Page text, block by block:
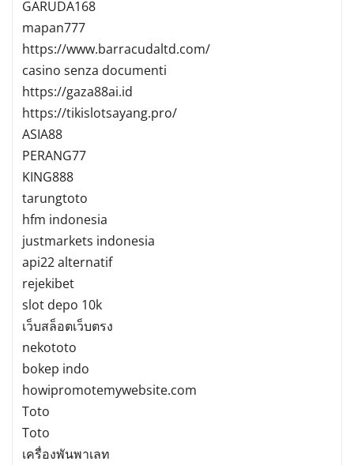
GARUDA168
mapan777
https://www.barracudaltd.com/
casino senza documenti
https://gaza88ai.id
https://tikislotsayang.pro/
ASIA88
PERANG77
KING888
tarungtoto
hfm indonesia
justmarkets indonesia
api22 alternatif
rejekibet
slot depo 10k
เว็บสล็อตเว็บตรง
nekototo
bokep indo
howipromotemywebsite.com
Toto
Toto
เครื่องพันพาเลท